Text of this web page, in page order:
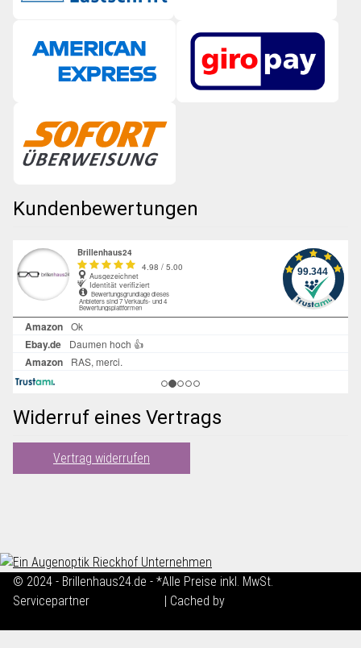
Kundenbewertungen
Widerruf eines Vertrags
Vertrag widerrufen
© 2024 - Brillenhaus24.de - *Alle Preise inkl. MwSt.
Servicepartner
| Cached by